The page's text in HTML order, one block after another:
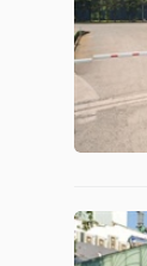
Ngành
SECTOR